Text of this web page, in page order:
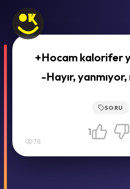
+Hocam kalorifer
-Hayır, yanmıyor,
SORU
78
1